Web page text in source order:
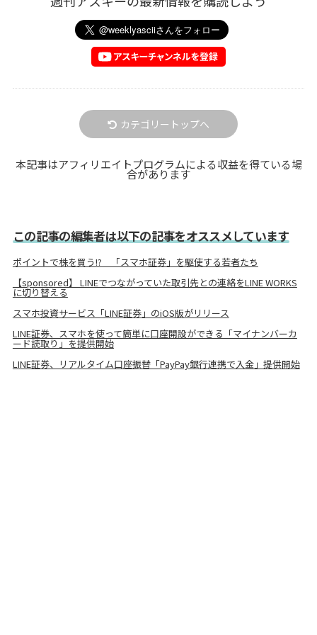
カテゴリートップへ
本記事はアフィリエイトプログラムによる収益を得ている場
合があります
この記事の編集者は以下の記事をオススメしています
ポイントで株を買う!? 「スマホ証券」を駆使する若者たち
【sponsored】 LINEでつながっていた取引先との連絡をLINE WORKS
に切り替える
スマホ投資サービス「LINE証券」のiOS版がリリース
LINE証券、スマホを使って簡単に口座開設ができる「マイナンバーカ
ード読取り」を提供開始
LINE証券、リアルタイム口座振替「PayPay銀行連携で入金」提供開始